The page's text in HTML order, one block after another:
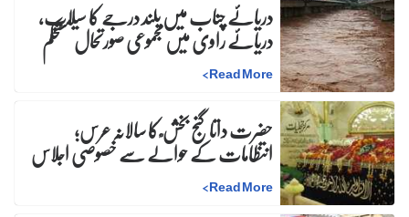
دریائے چناب میں بلند درجے کا سیلاب،
دریائے راوی میں مجموعی صورتحال مستحکم
Read More
>
حضرت داتا گنج بخش ؒ کا سالانہ عرس;
انتظامات کے حوالے سے خصوصی اجلاس
Read More
>